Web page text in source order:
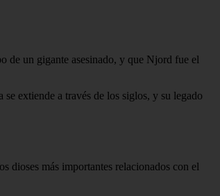
de un gigante asesinado, y que Njord fue el
extiende a través de los siglos, y su legado
dioses más importantes relacionados con el